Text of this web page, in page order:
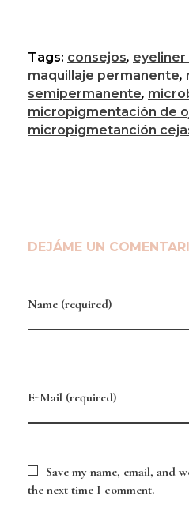
Tags: consejos,
maquillaje permanente,
semipermanente,
micropigmentación de
micropigmetanción
DEJÁME UN
Name (required)
E-Mail (required)
Save my name, email, and
the next time I comment.